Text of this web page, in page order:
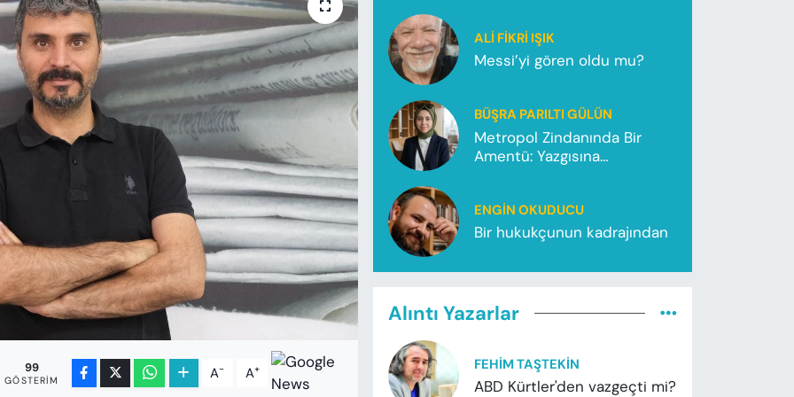
99
GÖSTERIM A- A+
ALI FIKRI IŞIK
Messi’yi gören oldu mu?
BÜŞRA PARILTI GÜLÜN
Metropol Zindanında Bir
Amentü: Yazgısına
ENGIN OKUDUCU
Bir hukukçunun kadrajından
Alıntı Yazarlar
FEHIM TAŞTEKIN
ABD Kürtler'den vazgeçti mi?